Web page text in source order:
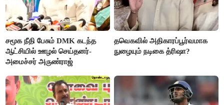
சமூக நீதி பேசும் DMK கடந்த
ஆட்சியில் ஊழல் செய்தனர்-
அமைச்சர் அருண்ராஜ்
தவெகவில் அதிகாரப்பூர்வமாக
நுழையும் நடிகை த்ரிஷா?